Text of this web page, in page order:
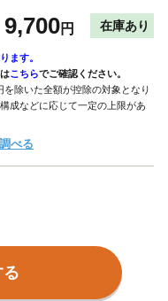
9,700円 在庫あり
ます。
こちらでご確認ください。
除いた全額が控除の対象となり
成などに応じて一定の上限があ
べる